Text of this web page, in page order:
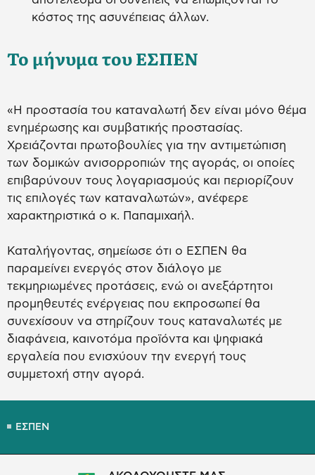
κόστος της ασυνέπειας άλλων.
Το μήνυμα του ΕΣΠΕΝ
«Η προστασία του καταναλωτή δεν είναι μόνο θέμα
ενημέρωσης και συμβατικής προστασίας.
Χρειάζονται πρωτοβουλίες για την αντιμετώπιση
των δομικών ανισορροπιών της αγοράς, οι οποίες
επιβαρύνουν τους λογαριασμούς και περιορίζουν
τις επιλογές των καταναλωτών», ανέφερε
χαρακτηριστικά ο κ. Παπαμιχαήλ.
Καταλήγοντας, σημείωσε ότι ο ΕΣΠΕΝ θα
παραμείνει ενεργός στον διάλογο με
τεκμηριωμένες προτάσεις, ενώ οι ανεξάρτητοι
προμηθευτές ενέργειας που εκπροσωπεί θα
συνεχίσουν να στηρίζουν τους καταναλωτές με
διαφάνεια, καινοτόμα προϊόντα και ψηφιακά
εργαλεία που ενισχύουν την ενεργή τους
συμμετοχή στην αγορά.
ΕΣΠΕΝ